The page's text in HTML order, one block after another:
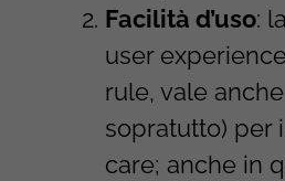
Facilità d’uso:
user
rule, vale
sopratutto) per
care; anche in